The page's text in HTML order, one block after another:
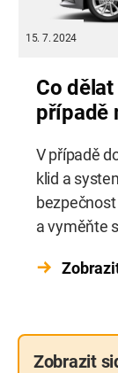
15. 7. 2024
Co
případě
V případě
klid a
a vyměňte
Zobrazit